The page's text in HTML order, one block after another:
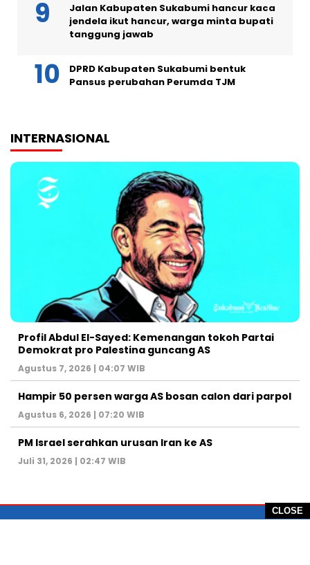
CLOSE
Jalan Kabupaten Sukabumi hancur kaca
jendela ikut hancur, warga minta bupati
tanggung jawab
DPRD Kabupaten Sukabumi bentuk
Pansus perubahan Perumda TJM
INTERNASIONAL
Profil Abdul El-Sayed: Kemenangan tokoh Partai
Demokrat pro Palestina guncang AS
Agustus 7, 2026 | 04:07 WIB
Hampir 50 persen warga AS bosan calon dari parpol
Agustus 6, 2026 | 07:20 WIB
PM Israel serahkan urusan Iran ke AS
Juli 31, 2026 | 02:47 WIB